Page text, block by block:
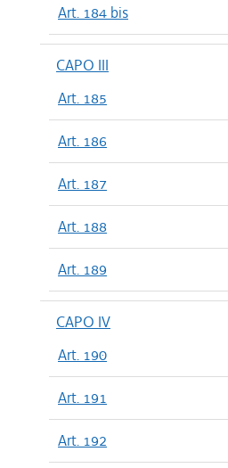
Art. 184 bis
CAPO III
Art. 185
Art. 186
Art. 187
Art. 188
Art. 189
CAPO IV
Art. 190
Art. 191
Art. 192